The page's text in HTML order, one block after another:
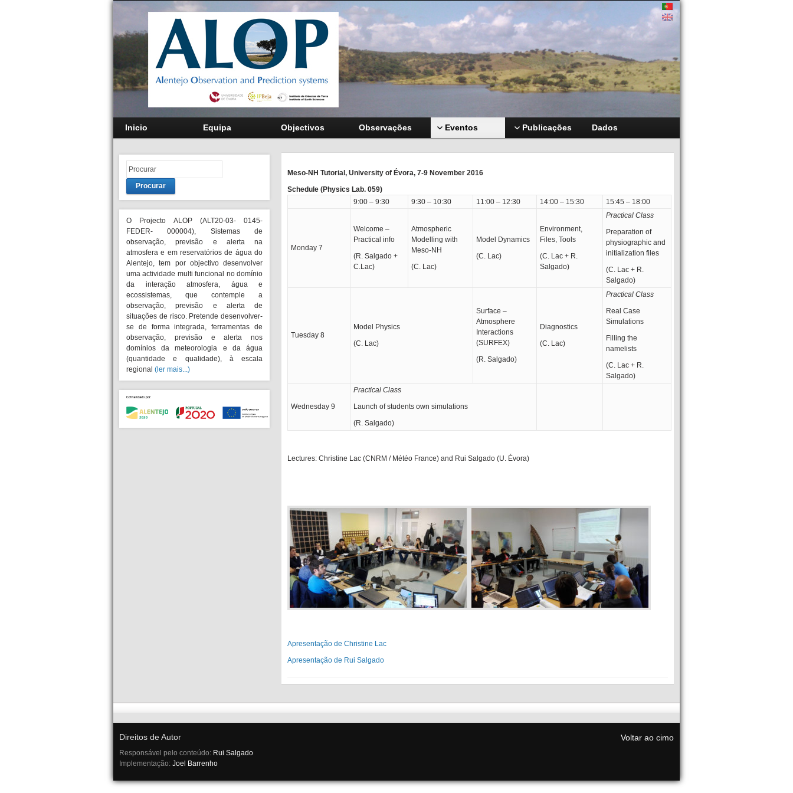
Inicio Equipa Objectivos Observações Eventos Publicações Dados
Procurar
O Projecto ALOP (ALT20-03- 0145-
FEDER- 000004), Sistemas de
observação, previsão e alerta na
atmosfera e em reservatórios de água do
Alentejo, tem por objectivo desenvolver
uma actividade multi funcional no domínio
da interação atmosfera, água e
ecossistemas, que contemple a
observação, previsão e alerta de
situações de risco. Pretende desenvolver-
se de forma integrada, ferramentas de
observação, previsão e alerta nos
domínios da meteorologia e da água
(quantidade e qualidade), à escala
regional (ler mais...)
Meso-NH Tutorial, University of Évora, 7-9 November 2016
Schedule (Physics Lab. 059)
9:00 – 9:30
9:30 – 10:30 11:00 – 12:30 14:00 – 15:30 15:45 – 18:00
Monday 7
Welcome –
Practical info
(R. Salgado +
C.Lac)
Atmospheric
Modelling with
Meso-NH
(C. Lac)
Model Dynamics
(C. Lac)
Environment,
Files, Tools
(C. Lac + R.
Salgado)
Practical Class
Preparation of
physiographic and
initialization files
(C. Lac + R.
Salgado)
Tuesday 8
Model Physics
(C. Lac)
Surface –
Atmosphere
Interactions
(SURFEX)
(R. Salgado)
Diagnostics
(C. Lac)
Practical Class
Real Case
Simulations
Filling the
namelists
(C. Lac + R.
Salgado)
Wednesday 9
Practical Class
Launch of students own simulations
(R. Salgado)
Lectures: Christine Lac (CNRM / Météo France) and Rui Salgado (U. Évora)
Apresentação de Christine Lac
Apresentação de Rui Salgado
Direitos de Autor
Responsável pelo conteúdo: Rui Salgado
Implementação: Joel Barrenho
Voltar ao cimo